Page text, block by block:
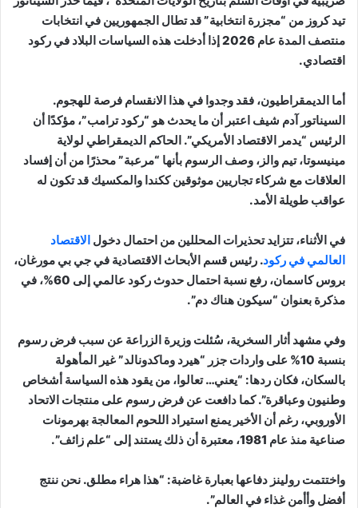
تيد كروز من “مجزرة انتخابية” قد تطال الجمهوريين في انتخابات
منتصف المدة عام 2026 إذا أدخلت هذه السياسات البلاد في ركود
اقتصادي.
أما الديمقراطيون، فقد وجدوا في هذا الانقسام فرصة للهجوم.
السيناتور آدم شيف اعتبر أن ما يحدث هو “ركود ترامب”، مؤكدًا أن
الرئيس “يدمر الاقتصاد الأمريكي”. الحاكم الديمقراطي لولاية
مينيسوتا، تيم والز، وصف الرسوم بأنها “مرعبة” محذرًا من أن إفساد
العلاقات مع شركاء تجاريين موثوقين ككندا والمكسيك قد تكون له
عواقب طويلة الأمد.
في الأثناء، تتزايد تحذيرات المحللين من احتمال دخول الاقتصاد
العالمي في ركود. رئيس قسم الأبحاث الاقتصادية في جي بي مورغان،
بروس كاسمان، رفع نسبة احتمال حدوث ركود عالمي إلى 60%، في
مذكرة بعنوان “سيكون هناك دم”.
وفي مشهد أثار السخرية، سُئلت وزيرة الزراعة عن سبب فرض رسوم
بنسبة 10% على واردات جزر “هيرد وماكدونالد” غير المأهولة
بالسكان، فكان ردها: “يعني… تعالوا، من يقود هذه السياسة أشخاص
وطنيون وعباقرة”. كما دافعت عن فرض رسوم على منتجات الاتحاد
الأوروبي، رغم أن الأخير يمنع استيراد اللحوم المعالجة بهرمونات
صناعية منذ عام 1981، معتبرة أن ذلك يستند إلى “علم زائف”.
واختتمت رولينز دفاعها بعبارة غاضبة: “هذا هراء مطلق. نحن ننتج
أفضل وأأمن غذاء في العالم”.